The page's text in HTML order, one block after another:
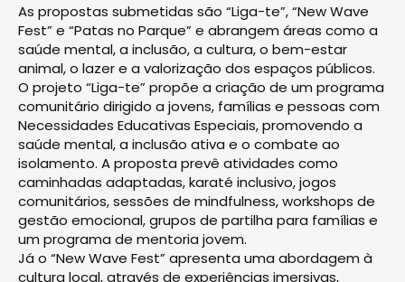
As propostas submetidas são “Liga-te”, “New Wave
Fest” e “Patas no Parque” e abrangem áreas como a
saúde mental, a inclusão, a cultura, o bem-estar
animal, o lazer e a valorização dos espaços públicos.
O projeto “Liga-te” propõe a criação de um programa
comunitário dirigido a jovens, famílias e pessoas com
Necessidades Educativas Especiais, promovendo a
saúde mental, a inclusão ativa e o combate ao
isolamento. A proposta prevê atividades como
caminhadas adaptadas, karaté inclusivo, jogos
comunitários, sessões de mindfulness, workshops de
gestão emocional, grupos de partilha para famílias e
um programa de mentoria jovem.
Já o “New Wave Fest” apresenta uma abordagem à
cultura local, através de experiências imersivas,